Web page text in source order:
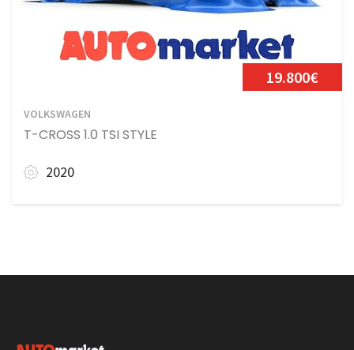
19.800€
VOLKSWAGEN
T-CROSS 1.0 TSI STYLE
2020